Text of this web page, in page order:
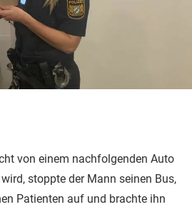
von einem nachfolgenden Auto
stoppte der Mann seinen Bus,
Patienten auf und brachte ihn